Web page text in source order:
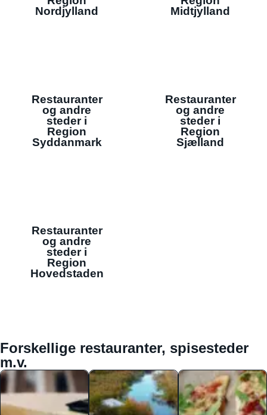
Nordjylland
Midtjylland
Restauranter
og andre
steder i
Region
Syddanmark
Restauranter
og andre
steder i
Region
Sjælland
Restauranter
og andre
steder i
Region
Hovedstaden
Forskellige restauranter, spisesteder
m.v.